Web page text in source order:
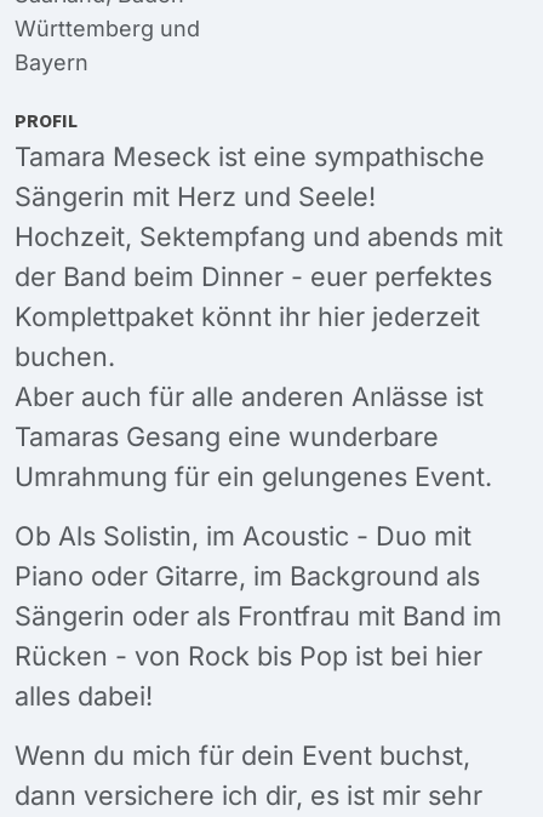
Württemberg und
Bayern
PROFIL
Tamara Meseck ist eine sympathische
Sängerin mit Herz und Seele!
Hochzeit, Sektempfang und abends mit
der Band beim Dinner - euer perfektes
Komplettpaket könnt ihr hier jederzeit
buchen.
Aber auch für alle anderen Anlässe ist
Tamaras Gesang eine wunderbare
Umrahmung für ein gelungenes Event.
Ob Als Solistin, im Acoustic - Duo mit
Piano oder Gitarre, im Background als
Sängerin oder als Frontfrau mit Band im
Rücken - von Rock bis Pop ist bei hier
alles dabei!
Wenn du mich für dein Event buchst,
dann versichere ich dir, es ist mir sehr